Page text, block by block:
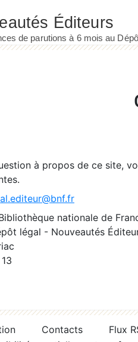
à propos de ce site,
nationale de
légal - Nouveautés
Contacts
Flux